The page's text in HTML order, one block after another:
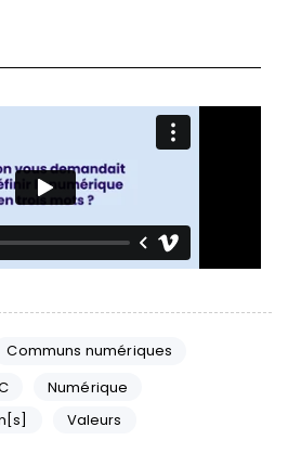
Communs numériques
Numérique
Valeurs